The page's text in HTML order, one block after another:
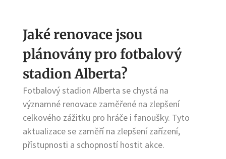
Jaké renovace jsou
plánovány pro fotbalový
stadion Alberta?
Fotbalový stadion Alberta se chystá na
významné renovace zaměřené na zlepšení
celkového zážitku pro hráče i fanoušky. Tyto
aktualizace se zaměří na zlepšení zařízení,
přístupnosti a schopností hostit akce.